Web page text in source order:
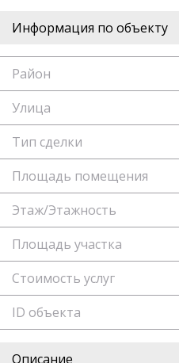
Информация по объекту
Район
Улица
Тип сделки
Площадь помещения
Этаж/Этажность
Площадь участка
Стоимость услуг
ID объекта
Описание